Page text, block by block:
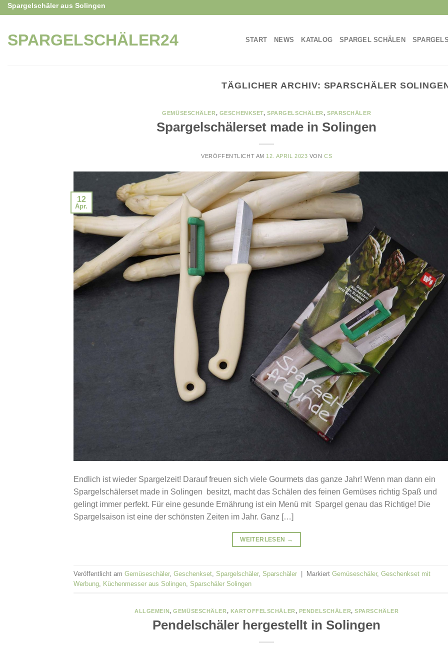
SkipSpargelschäler aus Solingen
SPARGELSCHÄLER24 START NEWS KATALOG SPARGEL SCHÄLEN
TÄGLICHER ARCHIV: SPARSCHÄLER
GEMÜSESCHÄLER, GESCHENKSET,SPARGELSCHÄLER, SPARSCHÄLER
Spargelschälerset made in Solingen
VERÖFFENTLICHT AM 12. APRIL 2023 VONCS
12
Apr.
Endlich ist wieder Spargelzeit! Darauf freuen sich viele Gourmets das ganze Jahr! Wenn man dann ein
Spargelschälerset made in Solingen besitzt, macht das Schälen des feinen Gemüses richtig Spaß und
gelingt immer perfekt. Für eine gesunde Ernährung ist ein Menü mit Spargel genau das Richtige! Die
Spargelsaison ist eine der schönsten Zeiten im Jahr. Ganz […]
WEITERLESEN →
Veröffentlicht am Gemüseschäler, Geschenkset Spargelschäler, Sparschäler | Markiert Gemüseschäler, Geschenkset mit
Werbung Küchenmesser aus Solingen Sparschäler Solingen
ALLGEMEIN,GEMÜSESCHÄLER, KARTOFFELSCHÄLER, PENDELSCHÄLER,SPARSCHÄLER
Pendelschäler hergestellt in Solingen